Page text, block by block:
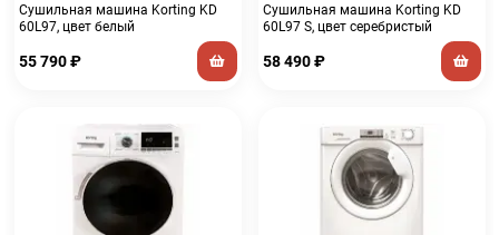
Сушильная машина Korting KD
60L97, цвет белый
55 790₽
Сушильная машина Korting KD
60L97 S, цвет серебристый
58 490₽